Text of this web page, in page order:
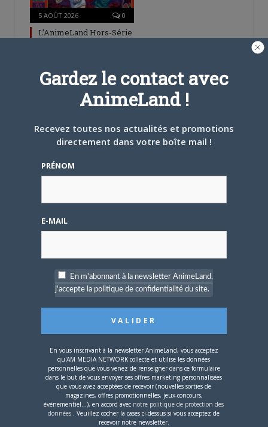
5 AOÛT 2026 0
L’AnimeLand Hors-Série
4 AOÛT 2026 0
Une nouvelle série TV
Digimon en préparation
4 JUILLET 2026 0
[Entretien] Mokochan : «
demandé de suivre au
mieux le manga
Vous devezvous connecterpour laisser un
commentaire.
Gardez le contact avec
AnimeLand !
Recevez toutes nos actualités et promotions
directement dans votre boîte mail !
PRÉNOM
E-MAIL
En m'abonnant à la newsletter AnimeLand,
j'accepte la politique de confidentialité du site.
En vous inscrivant à la newsletter AnimeLand, vous acceptez
qu'AM MEDIA NETWORK collecte et utilise les données
personnelles que vous venez de renseigner dans ce formulaire
dans le but de vous envoyer ses offres marketing personnalisées
que vous avez acceptées de recevoir (nouvelles sorties de
magazines, offres promotionnelles, jeux-concours,
événementiel...), en accord avec notre politique de protection des
données . Veuillez cocher la cases ci-dessus si vous acceptez de
recevoir notre newsletter.